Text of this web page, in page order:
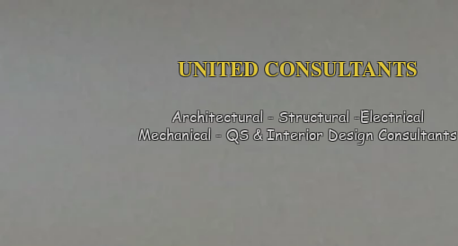
UNITED CONSULTANTS​
Architectural - Structural -Electrical
Mechanical - QS & Interior Design Consultants